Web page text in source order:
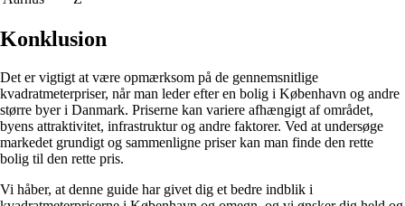
Konklusion
Det er vigtigt at være opmærksom på de gennemsnitlige
kvadratmeterpriser, når man leder efter en bolig i København og andre
større byer i Danmark. Priserne kan variere afhængigt af området,
byens attraktivitet, infrastruktur og andre faktorer. Ved at undersøge
markedet grundigt og sammenligne priser kan man finde den rette
bolig til den rette pris.
Vi håber, at denne guide har givet dig et bedre indblik i